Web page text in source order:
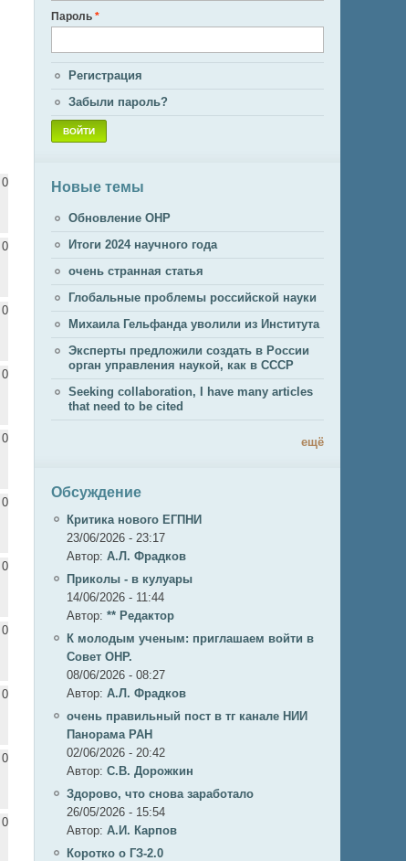
0
0
0
0
0
0
0
0
0
0
0
Пароль *
Регистрация
Забыли пароль?
Новые темы
Обновление ОНР
Итоги 2024 научного года
очень странная статья
Глобальные проблемы российской науки
Михаила Гельфанда уволили из Института
Эксперты предложили создать в России
орган управления наукой, как в СССР
Seeking collaboration, I have many articles
that need to be cited
ещё
Обсуждение
Критика нового ЕГПНИ
23/06/2026 - 23:17
Автор: А.Л. Фрадков
Приколы - в кулуары
14/06/2026 - 11:44
Автор: ** Редактор
К молодым ученым: приглашаем войти в
Совет ОНР.
08/06/2026 - 08:27
Автор: А.Л. Фрадков
очень правильный пост в тг канале НИИ
Панорама РАН
02/06/2026 - 20:42
Автор: С.В. Дорожкин
Здорово, что снова заработало
26/05/2026 - 15:54
Автор: А.И. Карпов
Коротко о ГЗ-2.0